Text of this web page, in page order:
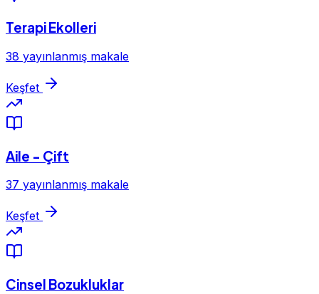
Terapi Ekolleri
38 yayınlanmış makale
Keşfet
Aile - Çift
37 yayınlanmış makale
Keşfet
Cinsel Bozukluklar